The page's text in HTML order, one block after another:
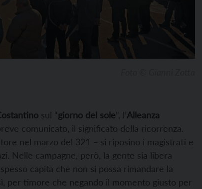
sul “giorno del sole”, l’Alleanza
comunicato, il significato della ricorrenza.
nel marzo del 321 – si riposino i magistrati e
Nelle campagne, però, la gente sia libera
capita che non si possa rimandare la
per timore che negando il momento giusto per